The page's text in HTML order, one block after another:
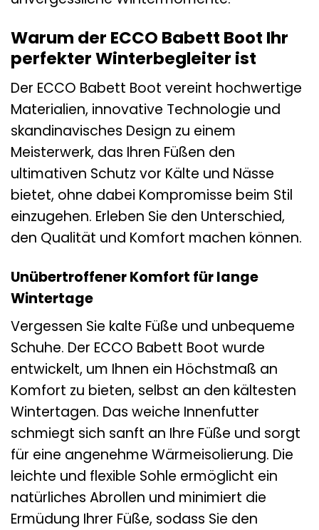
Warum der ECCO Babett Boot Ihr
perfekter Winterbegleiter ist
Der ECCO Babett Boot vereint hochwertige
Materialien, innovative Technologie und
skandinavisches Design zu einem
Meisterwerk, das Ihren Füßen den
ultimativen Schutz vor Kälte und Nässe
bietet, ohne dabei Kompromisse beim Stil
einzugehen. Erleben Sie den Unterschied,
den Qualität und Komfort machen können.
Unübertroffener Komfort für lange
Wintertage
Vergessen Sie kalte Füße und unbequeme
Schuhe. Der ECCO Babett Boot wurde
entwickelt, um Ihnen ein Höchstmaß an
Komfort zu bieten, selbst an den kältesten
Wintertagen. Das weiche Innenfutter
schmiegt sich sanft an Ihre Füße und sorgt
für eine angenehme Wärmeisolierung. Die
leichte und flexible Sohle ermöglicht ein
natürliches Abrollen und minimiert die
Ermüdung Ihrer Füße, sodass Sie den